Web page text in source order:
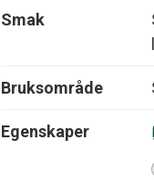
Smak
Bruksområde
Egenskaper